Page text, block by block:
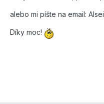
alebo mi píšte na email:
Díky moc!